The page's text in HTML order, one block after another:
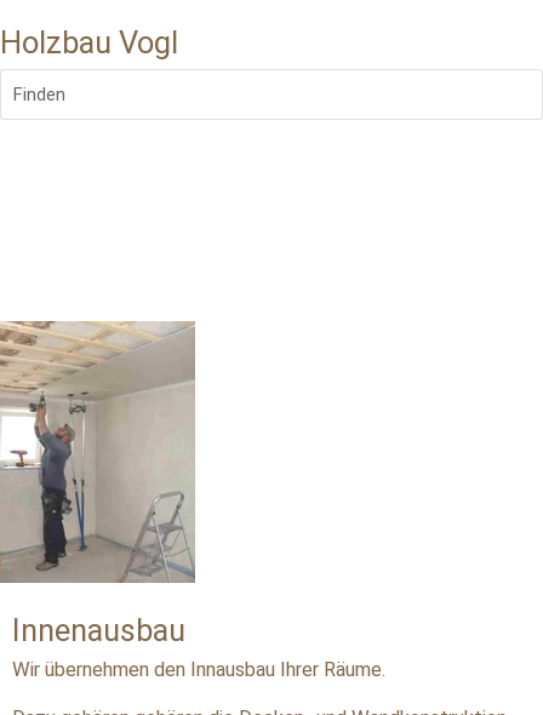
Holzbau Vogl
Finden
Innenausbau
Wir übernehmen den Innausbau Ihrer Räume.